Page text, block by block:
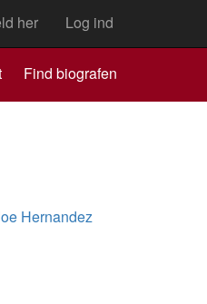
her Log ind
Find biografen
Hernandez